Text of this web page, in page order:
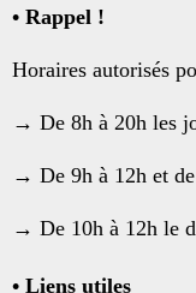
• Rappel !
Horaires autorisés
→ De 8h à 20h les
→ De 9h à 12h et
→ De 10h à 12h le
• Liens utiles